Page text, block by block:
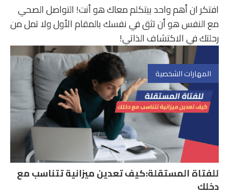
افتكر ان أهم واحد بيتكلم معاك هو أنت! التواصل الصحي
مع النفس هو أن تثق في نفسك بالمقام الأول ولا تمل من
رحلتك في الاكتشاف الذاتي!
المهارات الشخصية
للفتاة المستقلة:كيف تعدين ميزانية تتناسب مع
دخلك